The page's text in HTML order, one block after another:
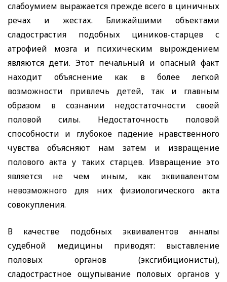
слабоумием выражается прежде всего в циничных
речах и жестах. Ближайшими объектами
сладострастия подобных циников-старцев с
атрофией мозга и психическим вырождением
являются дети. Этот печальный и опасный факт
находит объяснение как в более легкой
возможности привлечь детей, так и главным
образом в сознании недостаточности своей
половой силы. Недостаточность половой
способности и глубокое падение нравственного
чувства объясняют нам затем и извращение
полового акта у таких старцев. Извращение это
является не чем иным, как эквивалентом
невозможного для них физиологического акта
совокупления.
В качестве подобных эквивалентов анналы
судебной медицины приводят: выставление
половых органов (эксгибиционисты),
сладострастное ощупывание половых органов у